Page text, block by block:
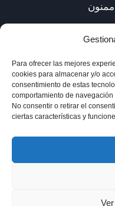
Para ofrecer las mejores
cookies para almacenar y/o
consentimiento de estas
comportamiento de
No consentir o retirar el
ciertas características y
Inicio Biblioteca
Esencia
Blog
Aviso legal